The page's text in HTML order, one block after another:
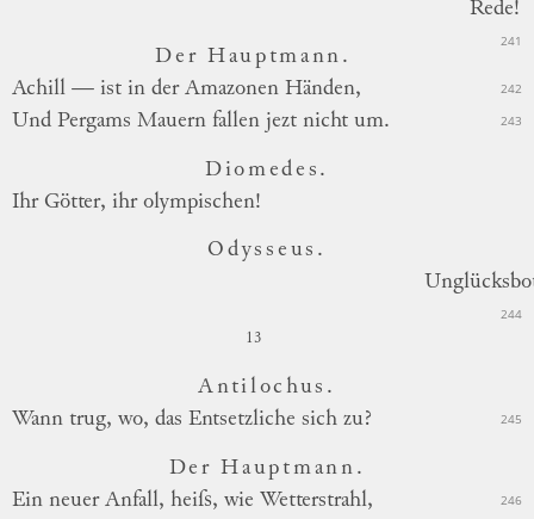
Rede!
241
Der Hauptmann.
Achill — ist in der Amazonen Händen,
242
Und Pergams Mauern fallen jezt nicht um. 243
Diomedes.
Ihr Götter, ihr olympischen!
Odysseus.
244
13
Antilochus.
Wann trug, wo, das Entsetzliche sich zu?
245
Der Hauptmann.
Ein neuer Anfall, heiſs, wie Wetterstrahl,
246